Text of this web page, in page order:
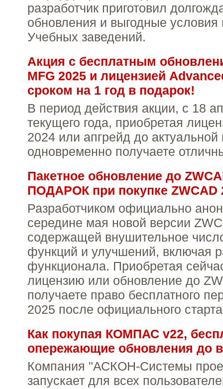
разработчик приготовил
обновления и выгодные
Учебных заведений.
Акция с бесплатным
MFG 2025 и лицензией
сроком на 1 год в подарок!
В период действия акции, с 18
текущего года, приобретая
2024 или апгрейд до
одновременно получаете
Пакетное обновление до
ПОДАРОК при покупке ZWCAD
Разработчиком официально
середине мая новой версии
содержащей внушительное
функций и улучшений, включая
функционала. Приобретая
лицензию или обновление до
получаете право бесплатного
2025 после официального
Как покупая КОМПАС v22,
опережающие обновления до
Компания "АСКОН-Системы
запускает для всех